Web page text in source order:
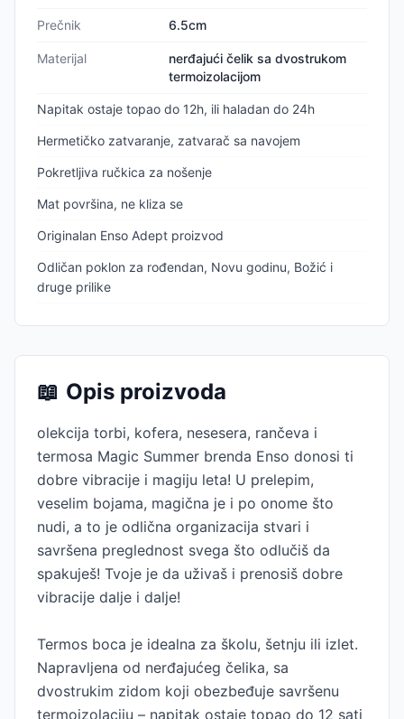
Prečnik 6.5cm
Materijal
nerđajući čelik sa dvostrukom
termoizolacijom
Napitak ostaje topao do 12h, ili haladan do 24h
Hermetičko zatvaranje, zatvarač sa navojem
Pokretljiva ručkica za nošenje
Mat površina, ne kliza se
Originalan Enso Adept proizvod
Odličan poklon za rođendan, Novu godinu, Božić i
druge prilike
📖 Opis proizvoda
olekcija torbi, kofera, nesesera, rančeva i
termosa Magic Summer brenda Enso donosi ti
dobre vibracije i magiju leta! U prelepim,
veselim bojama, magična je i po onome što
nudi, a to je odlična organizacija stvari i
savršena preglednost svega što odlučiš da
spakuješ! Tvoje je da uživaš i prenosiš dobre
vibracije dalje i dalje!
Termos boca je idealna za školu, šetnju ili izlet.
Napravljena od nerđajućeg čelika, sa
dvostrukim zidom koji obezbeđuje savršenu
termoizolaciju – napitak ostaje topao do 12 sati